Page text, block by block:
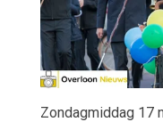
Zondagmiddag 17